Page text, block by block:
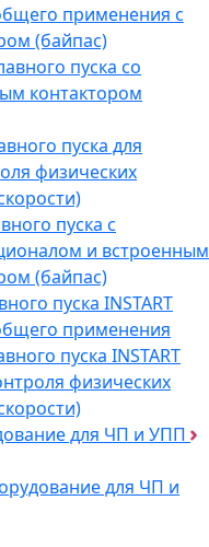
применения с
(байпас)
пуска со
контактором
пуска для
физических
пуска с
и встроенным
(байпас)
пуска INSTART
применения
пуска INSTART
физических
для ЧП и УПП
для ЧП и